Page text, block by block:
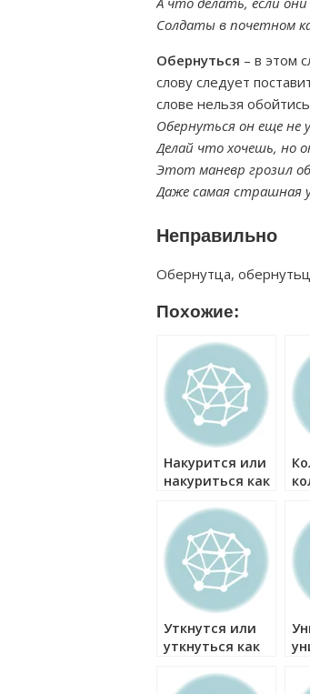
Солдаты в почетном
Обернуться – в этом
слову следует
слове нельзя
Обернуться он еще не
Делай что хочешь, но
Этот маневр грозил
Даже самая страшная
Неправильно
Обернутца,
Похожие:
Накурится или
накуриться как
Уткнутся или
уткнуться как